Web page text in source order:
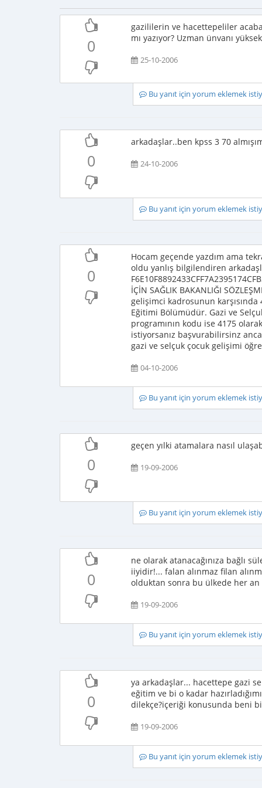
0
gazililerin ve hacettepeliler
mı yazıyor? Uzman ünvanı
25-10-2006
Bu yanıt için yorum eklemek
0
arkadaşlar..ben kpss 3 70
24-10-2006
Bu yanıt için yorum eklemek
0
Hocam geçende yazdım ama
oldu yanlış bilgilendiren
İÇİN SAĞLIK BAKANLIĞI
gelişimci kadrosunun karşısında
Eğitimi Bölümüdür. Gazi ve
programının kodu ise 4175
istiyorsanız başvurabilirsinz
gazi ve selçuk çocuk gelişimi
04-10-2006
Bu yanıt için yorum eklemek
0
geçen yılki atamalara nasıl
19-09-2006
Bu yanıt için yorum eklemek
0
ne olarak atanacağınıza bağlı
iiyidir!... falan alınmaz filan
olduktan sonra bu ülkede her an
19-09-2006
Bu yanıt için yorum eklemek
0
ya arkadaşlar... hacettepe gazi
eğitim ve bi o kadar
dilekçe?içeriği konusunda beni
19-09-2006
Bu yanıt için yorum eklemek